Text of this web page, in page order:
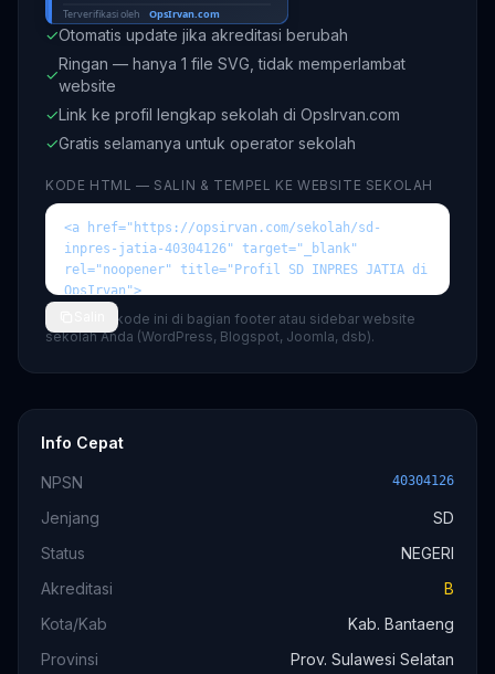
✓Otomatis update jika akreditasi berubah
✓
Ringan — hanya 1 file SVG, tidak memperlambat
website
✓Link ke profil lengkap sekolah di OpsIrvan.com
✓Gratis selamanya untuk operator sekolah
KODE HTML — SALIN & TEMPEL KE WEBSITE SEKOLAH
💡 Tempel kode ini di bagian footer atau sidebar website
sekolah Anda (WordPress, Blogspot, Joomla, dsb).
Info Cepat
NPSN 40304126
Jenjang
SD
Status
NEGERI
Akreditasi
B
Kota/Kab
Kab. Bantaeng
Provinsi
Prov. Sulawesi Selatan